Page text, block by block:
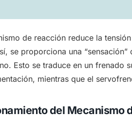
de reacción reduce la
se proporciona una
Esto se traduce en un frenado
mientras que el
del Mecanismo